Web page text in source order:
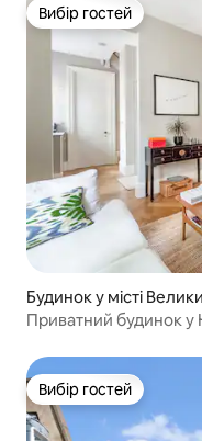
Вибір гостей
Вибір гостей
Будинок у місті
Приватний будинок у
Вибір гостей
Вибір гостей